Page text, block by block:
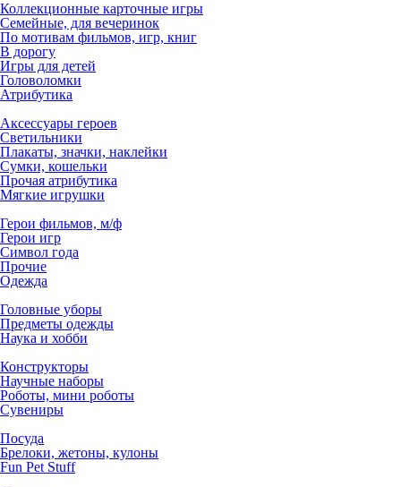
Коллекционные карточные игры
Семейные, для вечеринок
По мотивам фильмов, игр, книг
В дорогу
Игры для детей
Головоломки
Атрибутика
Аксессуары героев
Светильники
Плакаты, значки, наклейки
Сумки, кошельки
Прочая атрибутика
Мягкие игрушки
Герои фильмов, м/ф
Герои игр
Символ года
Прочие
Одежда
Головные уборы
Предметы одежды
Наука и хобби
Конструкторы
Научные наборы
Роботы, мини роботы
Сувениры
Посуда
Брелоки, жетоны, кулоны
Fun Pet Stuff